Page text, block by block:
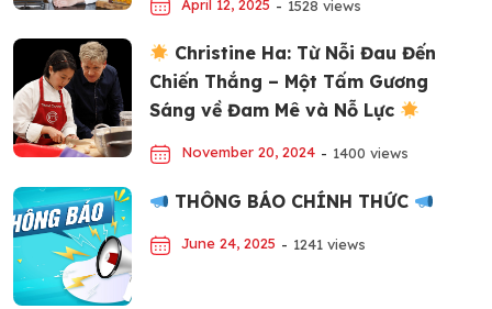
April 12, 2025 - 1528 views
Christine Ha: Từ Nỗi Đau Đến
Chiến Thắng – Một Tấm Gương
Sáng về Đam Mê và Nỗ Lực
November 20, 2024 - 1400 views
THÔNG BÁO CHÍNH THỨC
June 24, 2025 - 1241 views